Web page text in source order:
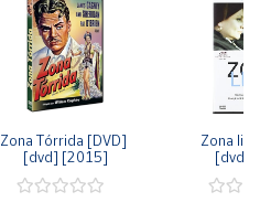
Zona Tórrida [DVD]
[dvd] [2015]
Zona
[dvd]